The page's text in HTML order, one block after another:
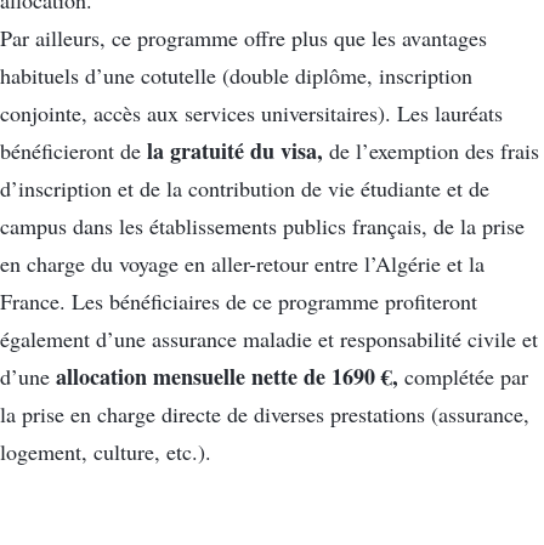
Par ailleurs, ce programme offre plus que les avantages
habituels d’une cotutelle (double diplôme, inscription
conjointe, accès aux services universitaires). Les lauréats
bénéficieront de la gratuité du visa, de l’exemption des frais
d’inscription et de la contribution de vie étudiante et de
campus dans les établissements publics français, de la prise
en charge du voyage en aller-retour entre l’Algérie et la
France. Les bénéficiaires de ce programme profiteront
également d’une assurance maladie et responsabilité civile et
d’une allocation mensuelle nette de 1690 €, complétée par
la prise en charge directe de diverses prestations (assurance,
logement, culture, etc.).